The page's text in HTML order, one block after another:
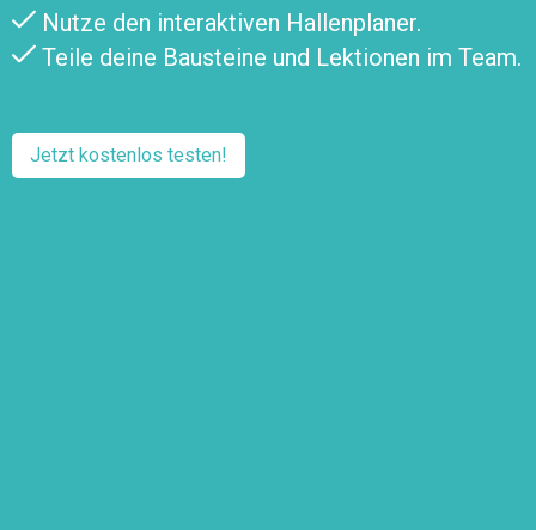
Nutze den interaktiven Hallenplaner.
Teile deine Bausteine und Lektionen im Team.
Jetzt kostenlos testen!